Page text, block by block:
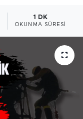
1 DK
OKUNMA SÜRESI